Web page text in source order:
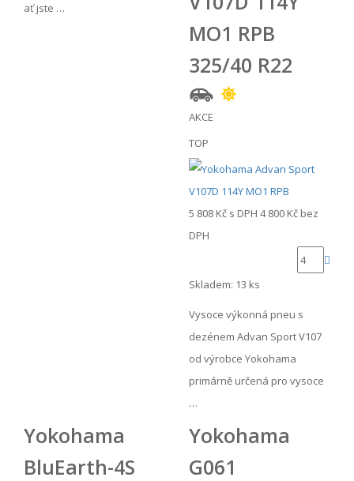
ať jste …
MO1 RPB
325/40 R22
AKCE
TOP
5 808 Kč s DPH 4 800 Kč bez
DPH
Skladem: 13 ks
Vysoce výkonná pneu s
dezénem Advan Sport V107
od výrobce Yokohama
primárně určená pro vysoce
…
Yokohama
BluEarth-4S
Yokohama
G061